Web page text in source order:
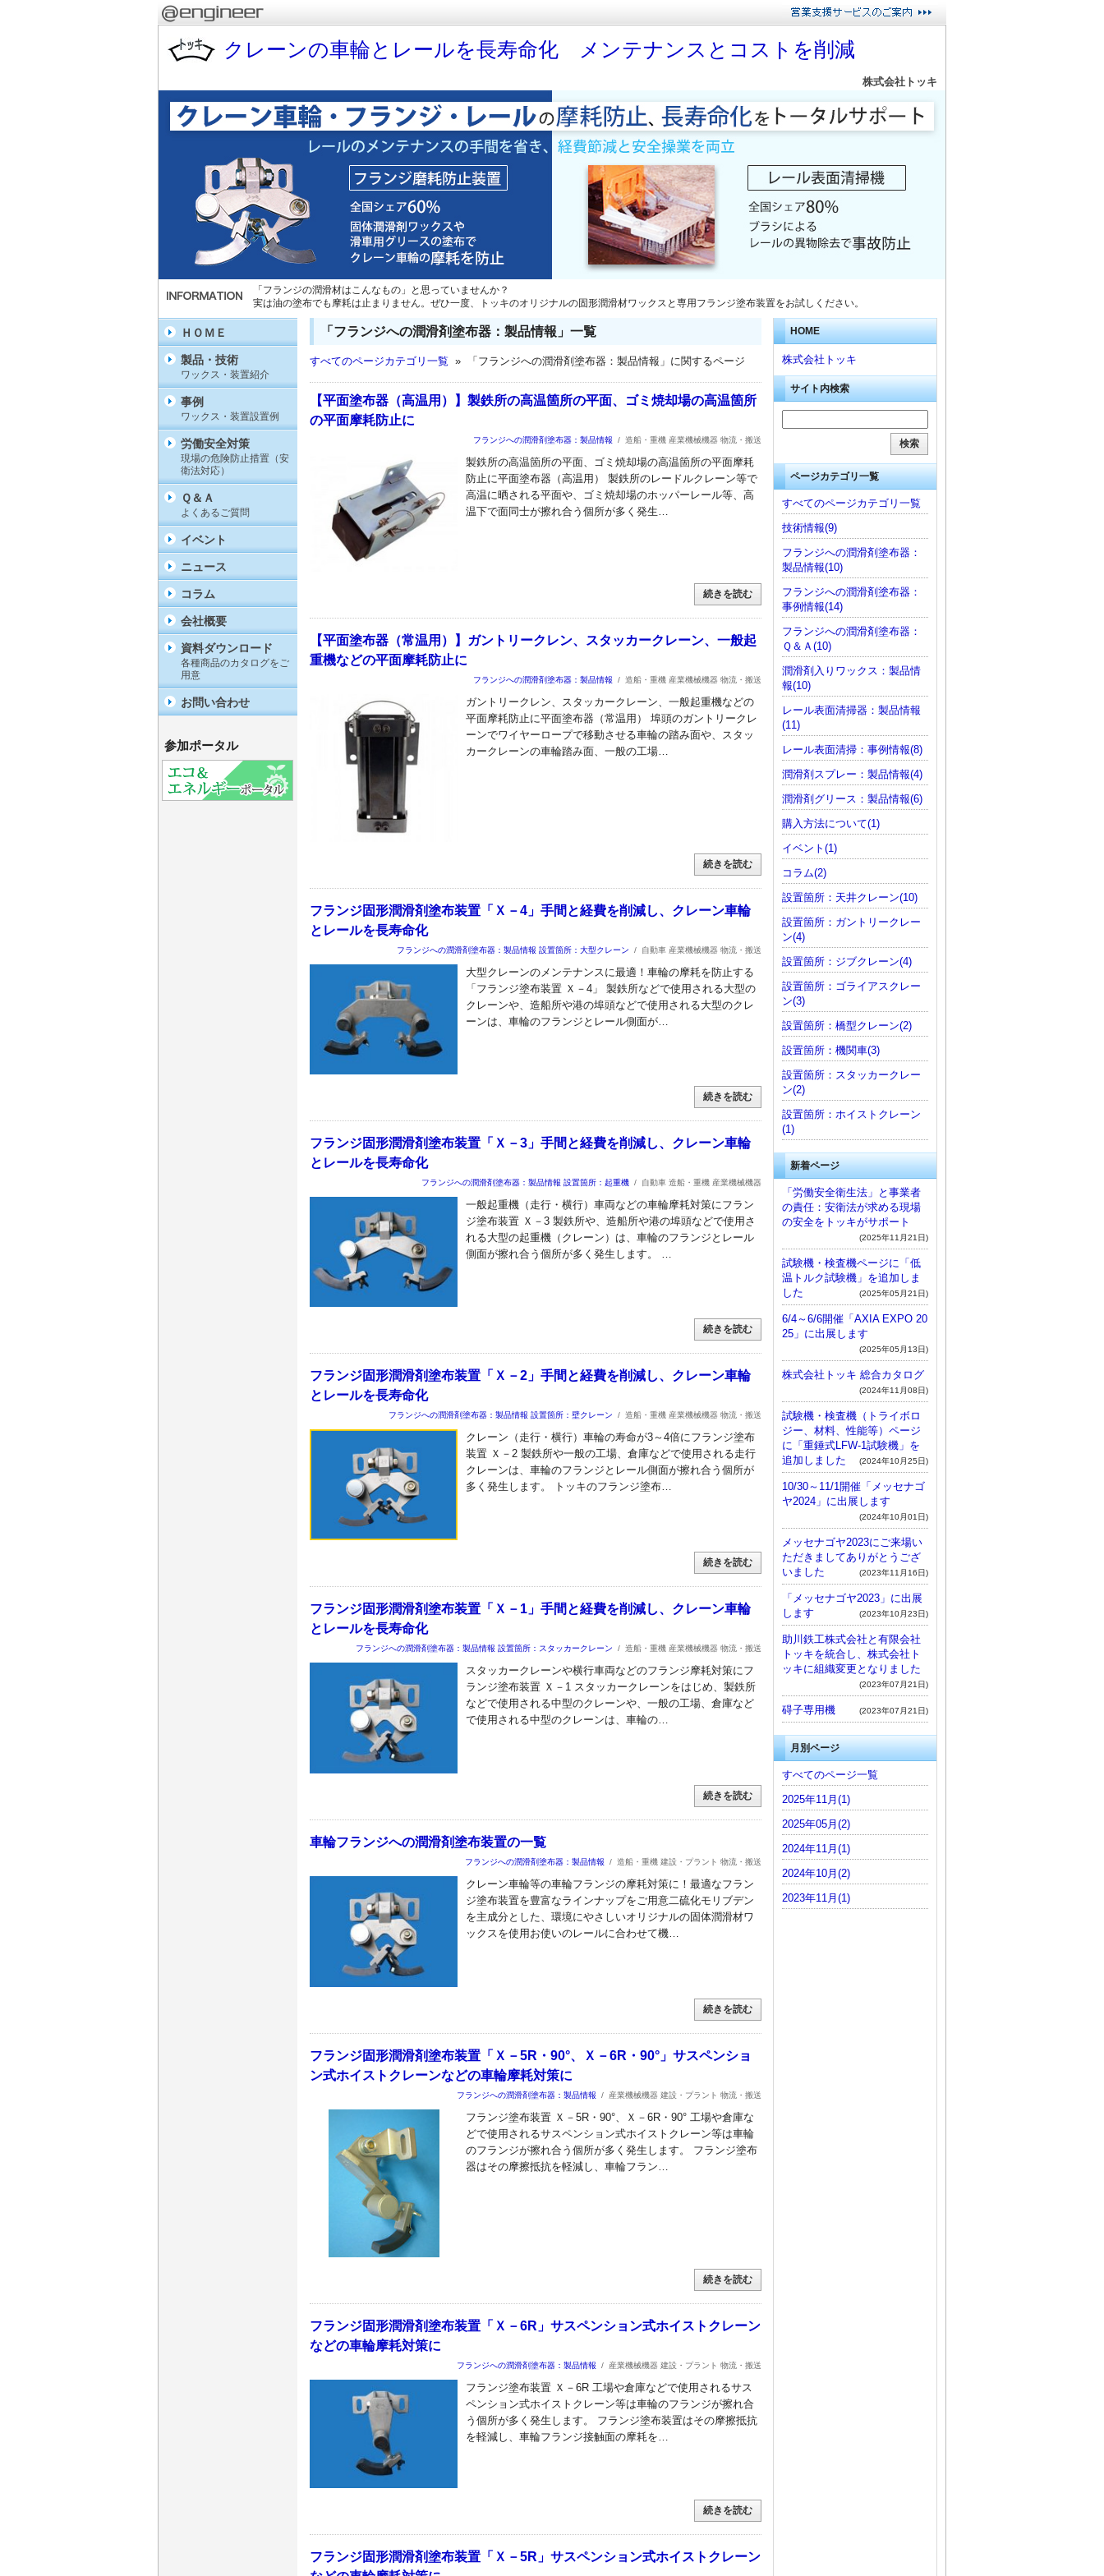
クレーンの車輪とレールを長寿命化 メンテナンスとコストを削減
株式会社トッキ
「フランジの潤滑材はこんなもの」と思っていませんか？
実は油の塗布でも摩耗は止まりません。ぜひ一度、トッキのオリジナルの固形潤滑材ワックスと専用フランジ塗布装置をお試しください。
「フランジへの潤滑剤塗布器：製品情報」一覧
すべてのページカテゴリ一覧 » 「フランジへの潤滑剤塗布器：製品情報」に関するページ
【平面塗布器（高温用）】製鉄所の高温箇所の平面、ゴミ焼却場の高温箇所
の平面摩耗防止に
フランジへの潤滑剤塗布器：製品情報 / 造船・重機 産業機械機器 物流・搬送
製鉄所の高温箇所の平面、ゴミ焼却場の高温箇所の平面摩耗
防止に平面塗布器（高温用） 製鉄所のレードルクレーン等で
高温に晒される平面や、ゴミ焼却場のホッパーレール等、高
温下で面同士が擦れ合う個所が多く発生…
続きを読む
【平面塗布器（常温用）】ガントリークレン、スタッカークレーン、一般起
重機などの平面摩耗防止に
フランジへの潤滑剤塗布器：製品情報 / 造船・重機 産業機械機器 物流・搬送
ガントリークレン、スタッカークレーン、一般起重機などの
平面摩耗防止に平面塗布器（常温用） 埠頭のガントリークレ
ーンでワイヤーロープで移動させる車輪の踏み面や、スタッ
カークレーンの車輪踏み面、一般の工場…
続きを読む
フランジ固形潤滑剤塗布装置「Ｘ－4」手間と経費を削減し、クレーン車輪
とレールを長寿命化
フランジへの潤滑剤塗布器：製品情報 設置箇所：大型クレーン / 自動車 産業機械機器 物流・搬送
大型クレーンのメンテナンスに最適！車輪の摩耗を防止する
「フランジ塗布装置 Ｘ－4」 製鉄所などで使用される大型の
クレーンや、造船所や港の埠頭などで使用される大型のクレ
ーンは、車輪のフランジとレール側面が…
続きを読む
フランジ固形潤滑剤塗布装置「Ｘ－3」手間と経費を削減し、クレーン車輪
とレールを長寿命化
フランジへの潤滑剤塗布器：製品情報 設置箇所：起重機 / 自動車 造船・重機 産業機械機器
一般起重機（走行・横行）車両などの車輪摩耗対策にフラン
ジ塗布装置 Ｘ－3 製鉄所や、造船所や港の埠頭などで使用さ
れる大型の起重機（クレーン）は、車輪のフランジとレール
側面が擦れ合う個所が多く発生します。 …
続きを読む
フランジ固形潤滑剤塗布装置「Ｘ－2」手間と経費を削減し、クレーン車輪
とレールを長寿命化
フランジへの潤滑剤塗布器：製品情報 設置箇所：壁クレーン / 造船・重機 産業機械機器 物流・搬送
クレーン（走行・横行）車輪の寿命が3～4倍にフランジ塗布
装置 Ｘ－2 製鉄所や一般の工場、倉庫などで使用される走行
クレーンは、車輪のフランジとレール側面が擦れ合う個所が
多く発生します。 トッキのフランジ塗布…
続きを読む
フランジ固形潤滑剤塗布装置「Ｘ－1」手間と経費を削減し、クレーン車輪
とレールを長寿命化
フランジへの潤滑剤塗布器：製品情報 設置箇所：スタッカークレーン / 造船・重機 産業機械機器 物流・搬送
スタッカークレーンや横行車両などのフランジ摩耗対策にフ
ランジ塗布装置 Ｘ－1 スタッカークレーンをはじめ、製鉄所
などで使用される中型のクレーンや、一般の工場、倉庫など
で使用される中型のクレーンは、車輪の…
続きを読む
車輪フランジへの潤滑剤塗布装置の一覧
フランジへの潤滑剤塗布器：製品情報 / 造船・重機 建設・プラント 物流・搬送
クレーン車輪等の車輪フランジの摩耗対策に！最適なフラン
ジ塗布装置を豊富なラインナップをご用意二硫化モリブデン
を主成分とした、環境にやさしいオリジナルの固体潤滑材ワ
ックスを使用お使いのレールに合わせて機…
続きを読む
フランジ固形潤滑剤塗布装置「Ｘ－5R・90°、Ｘ－6R・90°」サスペンショ
ン式ホイストクレーンなどの車輪摩耗対策に
フランジへの潤滑剤塗布器：製品情報 / 産業機械機器 建設・プラント 物流・搬送
フランジ塗布装置 Ｘ－5R・90°、Ｘ－6R・90° 工場や倉庫な
どで使用されるサスペンション式ホイストクレーン等は車輪
のフランジが擦れ合う個所が多く発生します。 フランジ塗布
器はその摩擦抵抗を軽減し、車輪フラン…
続きを読む
フランジ固形潤滑剤塗布装置「Ｘ－6R」サスペンション式ホイストクレーン
などの車輪摩耗対策に
フランジへの潤滑剤塗布器：製品情報 / 産業機械機器 建設・プラント 物流・搬送
フランジ塗布装置 Ｘ－6R 工場や倉庫などで使用されるサス
ペンション式ホイストクレーン等は車輪のフランジが擦れ合
う個所が多く発生します。 フランジ塗布装置はその摩擦抵抗
を軽減し、車輪フランジ接触面の摩耗を…
続きを読む
フランジ固形潤滑剤塗布装置「Ｘ－5R」サスペンション式ホイストクレーン
ＨＯＭＥ
製品・技術
ワックス・装置紹介
事例
ワックス・装置設置例
労働安全対策
現場の危険防止措置（安
衛法対応）
Ｑ＆Ａ
よくあるご質問
イベント
ニュース
コラム
会社概要
資料ダウンロード
各種商品のカタログをご
用意
お問い合わせ
参加ポータル
HOME
株式会社トッキ
サイト内検索
ページカテゴリ一覧
すべてのページカテゴリ一覧
技術情報(9)
フランジへの潤滑剤塗布器：
製品情報(10)
フランジへの潤滑剤塗布器：
事例情報(14)
フランジへの潤滑剤塗布器：
Ｑ＆Ａ(10)
潤滑剤入りワックス：製品情
報(10)
レール表面清掃器：製品情報
(11)
レール表面清掃：事例情報(8)
潤滑剤スプレー：製品情報(4)
潤滑剤グリース：製品情報(6)
購入方法について(1)
イベント(1)
コラム(2)
設置箇所：天井クレーン(10)
設置箇所：ガントリークレー
ン(4)
設置箇所：ジブクレーン(4)
設置箇所：ゴライアスクレー
ン(3)
設置箇所：橋型クレーン(2)
設置箇所：機関車(3)
設置箇所：スタッカークレー
ン(2)
設置箇所：ホイストクレーン
(1)
新着ページ
「労働安全衛生法」と事業者
の責任：安衛法が求める現場
の安全をトッキがサポート
(2025年11月21日)
試験機・検査機ページに「低
温トルク試験機」を追加しま
した
(2025年05月21日)
6/4～6/6開催「AXIA EXPO 20
25」に出展します
(2025年05月13日)
株式会社トッキ 総合カタログ
(2024年11月08日)
試験機・検査機（トライボロ
ジー、材料、性能等）ページ
に「重錘式LFW-1試験機」を
追加しました
(2024年10月25日)
10/30～11/1開催「メッセナゴ
ヤ2024」に出展します
(2024年10月01日)
メッセナゴヤ2023にご来場い
ただきましてありがとうござ
いました
(2023年11月16日)
「メッセナゴヤ2023」に出展
します
(2023年10月23日)
助川鉄工株式会社と有限会社
トッキを統合し、株式会社ト
ッキに組織変更となりました
(2023年07月21日)
碍子専用機 (2023年07月21日)
月別ページ
すべてのページ一覧
2025年11月(1)
2025年05月(2)
2024年11月(1)
2024年10月(2)
2023年11月(1)